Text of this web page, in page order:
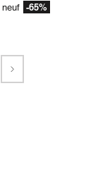
neuf -65%
Suivant